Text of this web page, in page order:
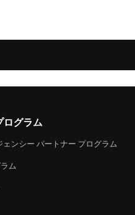
ログラム
ェンシー パートナー プログラム
ム